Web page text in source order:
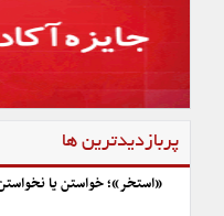
پربازدیدترین ها
«استخر»؛ خواستن یا